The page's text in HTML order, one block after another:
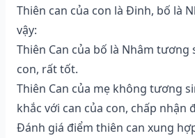
Thiên can của con là Đinh, bố là
vậy:
Thiên Can của bố là Nhâm tương
con, rất tốt.
Thiên Can của mẹ không tương
khắc với can của con, chấp nhận
Đánh giá điểm thiên can xung